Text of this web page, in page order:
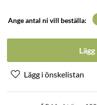
Ange antal ni vill beställa: